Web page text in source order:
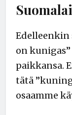
Edelleenkin
on
paikkansa.
tätä
osaamme